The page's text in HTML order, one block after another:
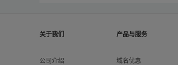
关于我们
公司介绍
产品与服务
域名优惠